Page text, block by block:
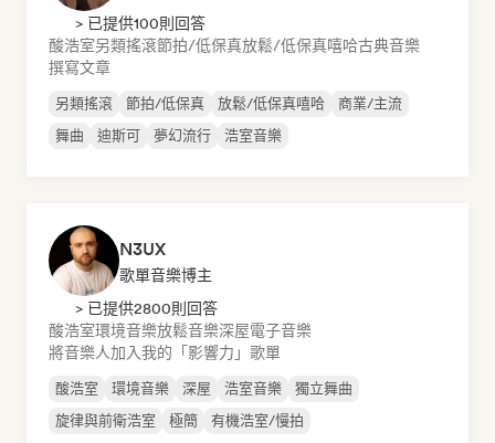
> 已提供100則回答
酸浩室另類搖滾節拍/低保真放鬆/低保真嘻哈古典音樂
撰寫文章
另類搖滾 節拍/低保真 放鬆/低保真嘻哈
商業/主流
舞曲
迪斯可 夢幻流行 浩室音樂
N3UX
歌單音樂博主
> 已提供2800則回答
酸浩室環境音樂放鬆音樂深屋電子音樂
將音樂人加入我的「影響力」歌單
酸浩室 環境音樂 深屋 浩室音樂
獨立舞曲
旋律與前衛浩室
極簡 有機浩室/慢拍